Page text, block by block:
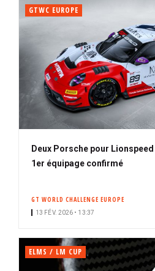
GTWC EUROPE
Deux Porsche pour
1er équipage confirmé
GT WORLD CHALLENGE EUROPE
13 FÉV. 2026 • 13:37
ELMS / LM CUP